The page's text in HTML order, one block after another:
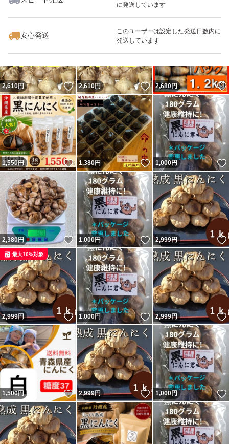
に発送しています
安心発送
このユーザーは設定した発送日数内に
発送しています
いいね！
2,999
2,610円 いいね！
2,610円 いいね！
2,680円
1,550円 いいね！
1,380円 いいね！
1,000円
2,380円 いいね！
1,000円 いいね！
2,999円
2,999円 いいね！
最大10%対象
1,000円 いいね！
2,999円
1,500円 いいね！
2,999円 いいね！
1,000円